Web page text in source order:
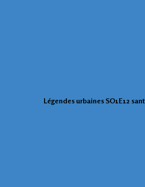
Légendes urbaines SO1E12